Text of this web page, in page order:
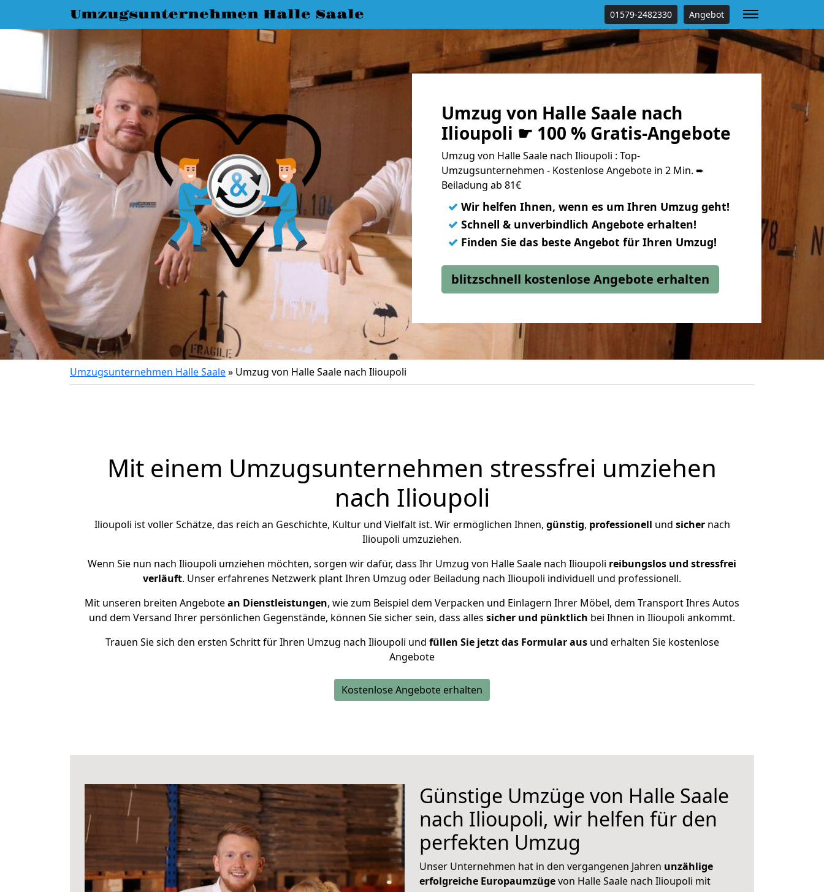
Umzugsunternehmen Halle Saale 01579-2482330 Angebot
Umzug von Halle Saale nach
Ilioupoli ☛ 100 % Gratis-Angebote
Umzug von Halle Saale nach Ilioupoli : Top-
Umzugsunternehmen - Kostenlose Angebote in 2 Min. ➨
Beiladung ab 81€
✓ Wir helfen Ihnen, wenn es um Ihren Umzug geht!
✓ Schnell & unverbindlich Angebote erhalten!
✓ Finden Sie das beste Angebot für Ihren Umzug!
blitzschnell kostenlose Angebote erhalten
Umzugsunternehmen Halle Saale» Umzug von Halle Saale nach Ilioupoli
Mit einem Umzugsunternehmen stressfrei umziehen
nach Ilioupoli
Ilioupoli ist voller Schätze, das reich an Geschichte, Kultur und Vielfalt ist. Wir ermöglichen Ihnen, günstig, professionell und sichernach
Ilioupoli umzuziehen.
Wenn Sie nun nach Ilioupoli umziehen möchten, sorgen wir dafür, dass Ihr Umzug von Halle Saale nach Ilioupoli reibungslos und stressfrei
verläuft. Unser erfahrenes Netzwerk plant Ihren Umzug oder Beiladung nach Ilioupoli individuell und professionell.
Mit unseren breiten Angebotean Dienstleistungen, wie zum Beispiel dem Verpacken und Einlagern Ihrer Möbel, dem Transport Ihres Autos
und dem Versand Ihrer persönlichen Gegenstände, können Sie sicher sein, dass alles sicher und pünktlich bei Ihnen in Ilioupoli ankommt.
Trauen Sie sich den ersten Schritt für Ihren Umzug nach Ilioupoli und füllen Sie jetzt das Formular ausund erhalten Sie kostenlose
Angebote
Kostenlose Angebote erhalten
Günstige Umzüge von Halle Saale
nach Ilioupoli, wir helfen für den
perfekten Umzug
Unser Unternehmen hat in den vergangenen Jahren unzählige
erfolgreiche Europaumzügevon Halle Saale nach Ilioupoli mit